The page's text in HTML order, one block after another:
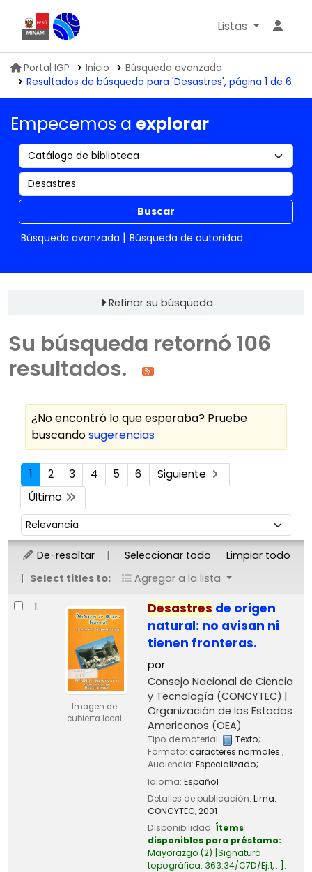
Biblioteca IGP
Listas
Portal IGP Inicio
Búsqueda avanzada
Resultados de búsqueda para 'Desastres', página 1 de 6
Empecemos a explorar
Buscar
Búsqueda avanzada
Búsqueda de autoridad
Refinar su búsqueda
Su búsqueda retornó 106
resultados.
¿No encontró lo que esperaba? Pruebe
buscandosugerencias
Ordenar
1 2 3 4 5 6
Siguiente
Último
Ordenar por:
De-resaltar Seleccionar todo
Limpiar todo
Select titles to:
Agregar a la lista
Resultados
1.
Imagen de
cubierta local
Desastres de origen
natural: no avisan ni
tienen fronteras.
por
Consejo Nacional de Ciencia
y Tecnología (CONCYTEC)
Organización de los Estados
Americanos (OEA)
Tipo de material: Texto;
Formato: caracteres normales ;
Audiencia: Especializado;
Idioma: Español
Detalles de publicación: Lima:
CONCYTEC,2001
Disponibilidad: Ítems
disponibles para préstamo:
Mayorazgo (2) Signatura
topográfica: 363.34/C7D/Ej.1, .. .